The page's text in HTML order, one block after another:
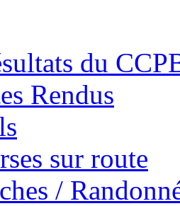
du
Rendus
sur route
/